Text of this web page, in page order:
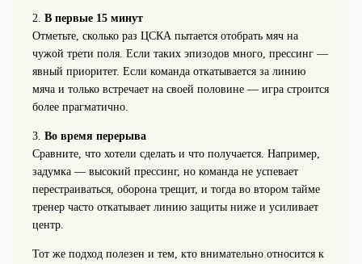
2. В первые 15 минут
Отметьте, сколько раз ЦСКА пытается отобрать мяч на
чужой трети поля. Если таких эпизодов много, прессинг —
явный приоритет. Если команда откатывается за линию
мяча и только встречает на своей половине — игра строится
более прагматично.
3. Во время перерыва
Сравните, что хотели сделать и что получается. Например,
задумка — высокий прессинг, но команда не успевает
перестраиваться, оборона трещит, и тогда во втором тайме
тренер часто откатывает линию защиты ниже и усиливает
центр.
Тот же подход полезен и тем, кто внимательно относится к